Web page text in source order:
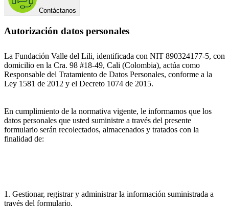
Contáctanos
Autorización datos personales
La Fundación Valle del Lili, identificada con NIT 890324177-5, con
domicilio en la Cra. 98 #18-49, Cali (Colombia), actúa como
Responsable del Tratamiento de Datos Personales, conforme a la
Ley 1581 de 2012 y el Decreto 1074 de 2015.
En cumplimiento de la normativa vigente, le informamos que los
datos personales que usted suministre a través del presente
formulario serán recolectados, almacenados y tratados con la
finalidad de:
1. Gestionar, registrar y administrar la información suministrada a
través del formulario.